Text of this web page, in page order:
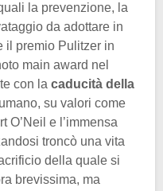
la prevenzione, la
da adottare in
il premio Pulitzer in
main award nel
con la caducità della
su valori come
O’Neil e l’immensa
troncò una vita
della quale si
brevissima, ma